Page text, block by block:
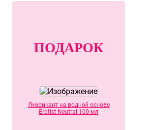
ПОДАРОК
Лубрикант на водной основе
Erotist Neutral 100 мл